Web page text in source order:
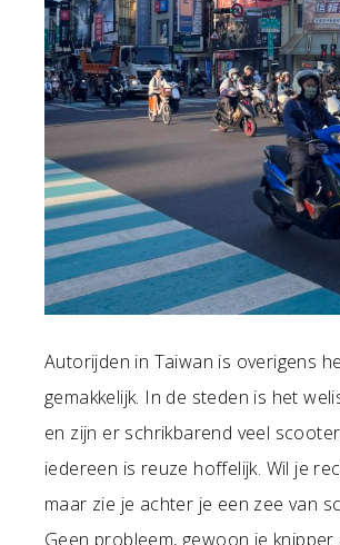
Autorijden in Taiwan is overigens
gemakkelijk. In de steden is het
en zijn er schrikbarend veel
iedereen is reuze hoffelijk. Wil je
maar zie je achter je een zee van
Geen probleem, gewoon je